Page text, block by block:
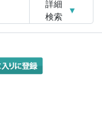
詳細
検索
▼